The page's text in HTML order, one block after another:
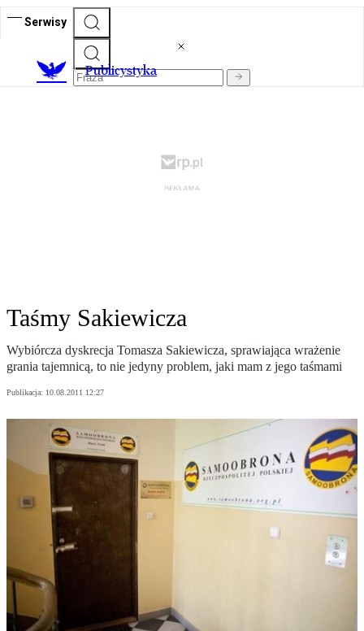
Serwisy
Publicystyka
Taśmy Sakiewicza
Wybiórcza dyskrecja Tomasza Sakiewicza, sprawiająca wrażenie
grania tajemnicą, to nie jedyny problem, jaki mam z jego taśmami
Publikacja: 10.08.2011 12:27